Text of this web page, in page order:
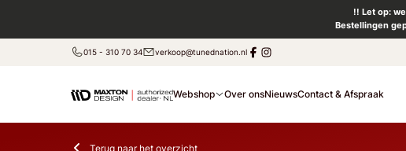
!! Let op:
Bestellingen
015 - 310 70 34 verkoop@tunednation.nl
Webshop Over onsNieuwsContact & Afspraak
Terug naar het overzicht